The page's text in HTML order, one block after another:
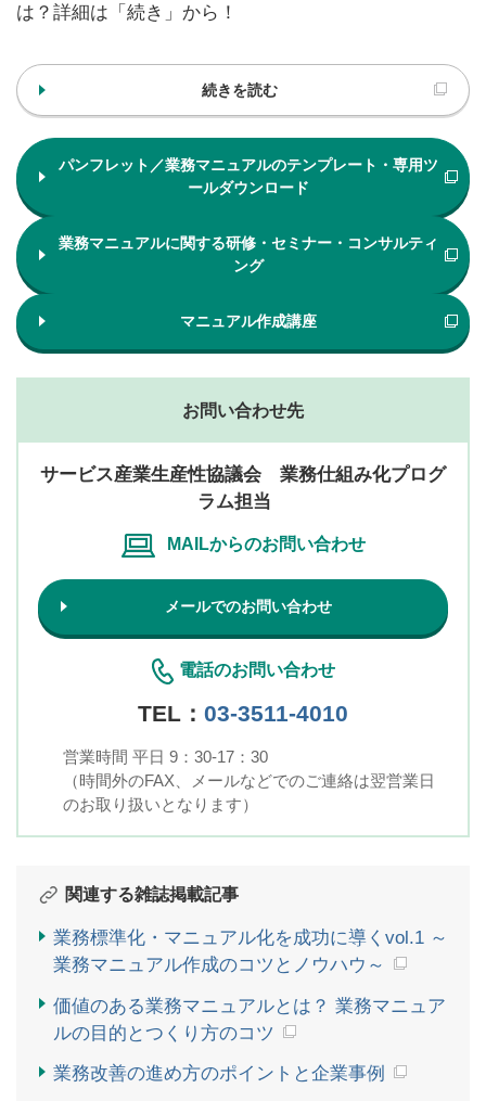
は？詳細は「続き」から！
続きを読む
パンフレット／業務マニュアルのテンプレート・専用ツ
ールダウンロード
業務マニュアルに関する研修・セミナー・コンサルティ
ング
マニュアル作成講座
お問い合わせ先
サービス産業生産性協議会 業務仕組み化プログ
ラム担当
MAILからのお問い合わせ
メールでのお問い合わせ
電話のお問い合わせ
TEL： 03-3511-4010
営業時間 平日 9：30-17：30
（時間外のFAX、メールなどでのご連絡は翌営業日
のお取り扱いとなります）
関連する雑誌掲載記事
業務標準化・マニュアル化を成功に導くvol.1 ～
業務マニュアル作成のコツとノウハウ～
価値のある業務マニュアルとは？ 業務マニュア
ルの目的とつくり方のコツ
業務改善の進め方のポイントと企業事例